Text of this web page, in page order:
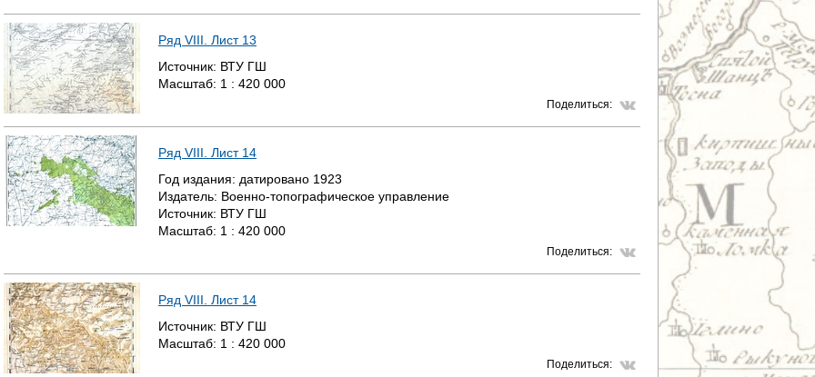
Ряд VIII. Лист 13
Источник: ВТУ ГШ
Масштаб: 1 : 420 000
Поделиться:
Ряд VIII. Лист 14
Год издания: датировано 1923
Издатель: Военно-топографическое управление
Источник: ВТУ ГШ
Масштаб: 1 : 420 000
Поделиться:
Ряд VIII. Лист 14
Источник: ВТУ ГШ
Масштаб: 1 : 420 000
Поделиться: